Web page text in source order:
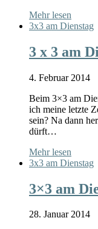
Mehr lesen
3x3 am Dienstag
3 x 3 am
4. Februar 2014
Beim 3×3 am
ich meine letzte
sein? Na dann
dürft…
Mehr lesen
3x3 am Dienstag
3×3 am
28. Januar 2014